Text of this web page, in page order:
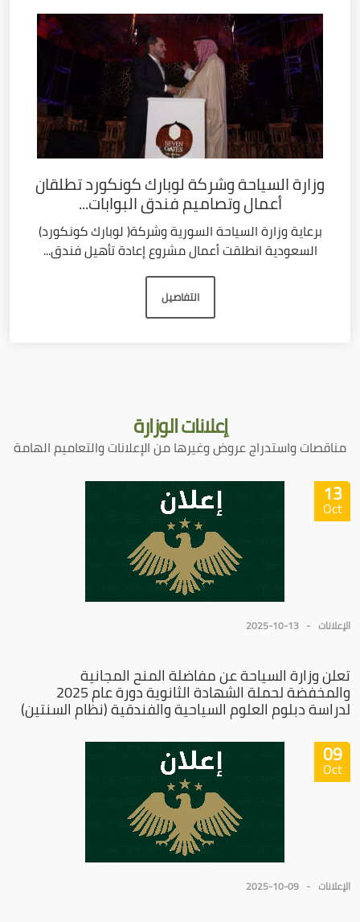
وزارة السياحة وشركة لوبارك كونكورد تطلقان
أعمال وتصاميم فندق البوابات...
برعاية وزارة السياحة السورية وشركة( لوبارك كونكورد)
السعودية انطلقت أعمال مشروع إعادة تأهيل فندق...
التفاصيل
إعلاناتالوزارة
مناقصات واستدراج عروض وغيرها من الإعلانات والتعاميم الهامة
13
Oct
الإعلانات 2025-10-13
تعلن وزارة السياحة عن مفاضلة المنح المجانية
والمخفضة لحملة الشهادة الثانوية دورة عام 2025
لدراسة دبلوم العلوم السياحية والفندقية (نظام السنتين)
09
Oct
الإعلانات 2025-10-09